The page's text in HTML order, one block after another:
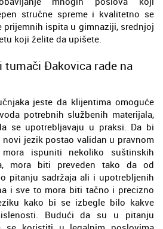
stručne spreme i kvalitetno se
prijemnih ispita u gimnaziji, srednjoj
koji želite da upišete.
tumači Đakovica rade na
jeste da klijentima omoguće
potrebnih službenih materijala,
se upotrebljavaju u praksi. Da bi
jezik postao validan u pravnom
ispuniti nekoliko suštinskih
mora biti preveden tako da od
pitanju sadržaja ali i upotrebljenih
i sve to mora biti tačno i precizno
kako bi se izbegle bilo kakve
Budući da su u pitanju